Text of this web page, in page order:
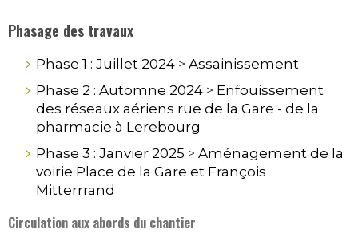
Phasage des travaux
Phase 1 : Juillet 2024 > Assainissement
Phase 2 : Automne 2024 > Enfouissement
des réseaux aériens rue de la Gare - de la
pharmacie à Lerebourg
Phase 3 : Janvier 2025 > Aménagement de la
voirie Place de la Gare et François
Mitterrrand
Circulation aux abords du chantier